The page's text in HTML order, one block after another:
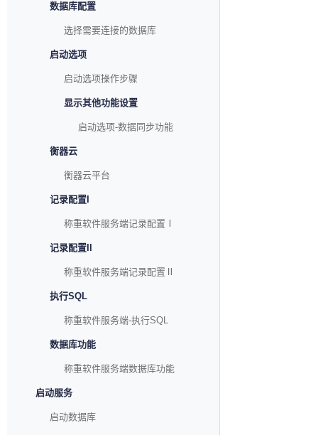
数据库配置
选择需要连接的数据库
启动选项
启动选项操作步骤
显示其他功能设置
启动选项-数据同步功能
衡器云
衡器云平台
记录配置I
称重软件服务端记录配置Ⅰ
记录配置II
称重软件服务端记录配置Ⅱ
执行SQL
称重软件服务端-执行SQL
数据库功能
称重软件服务端数据库功能
启动服务
启动数据库